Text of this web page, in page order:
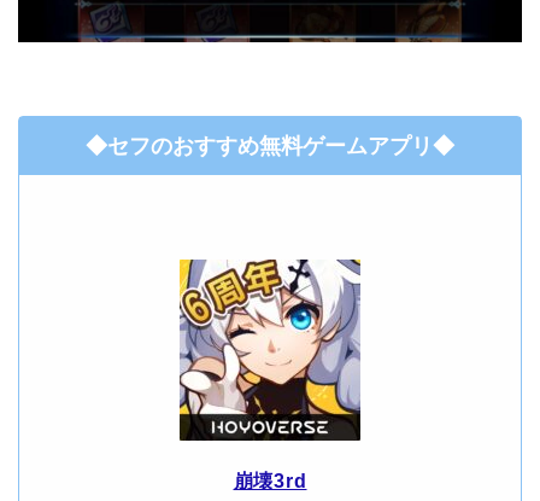
◆セフのおすすめ無料ゲームアプリ◆
崩壊3rd